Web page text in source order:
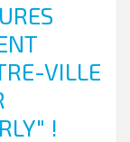
VILLE
!